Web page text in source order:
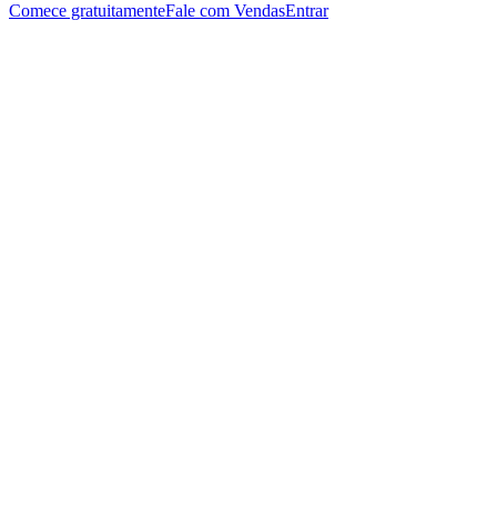
Comece gratuitamenteFale com VendasEntrar